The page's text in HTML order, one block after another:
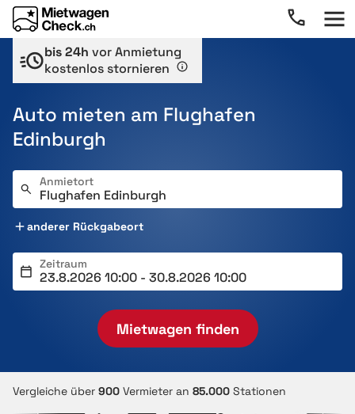
bis 24h vor Anmietung
kostenlos stornieren
Auto mieten am Flughafen
Edinburgh
Anmietort
anderer Rückgabeort
Zeitraum
Mietwagen finden
Vergleiche über 900 Vermieter an 85.000 Stationen